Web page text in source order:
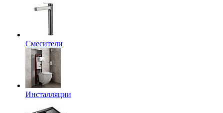
Смесители
Инсталляции